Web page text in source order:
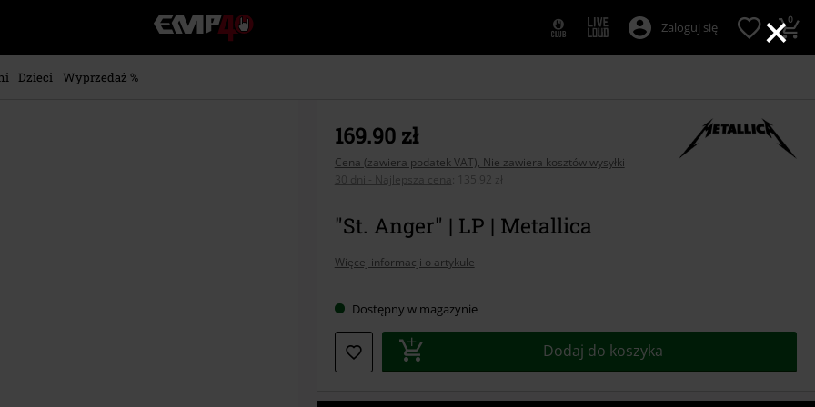
×
EMP
-
Merch
Zaloguj się 0
Dzieci
Wyprzedaż %
169.90 zł
Cena (zawiera podatek VAT), Nie zawiera kosztów wysyłki
30 dni - Najlepsza cena
135.92 zł
"St. Anger" | LP | Metallica
Więcej informacji o artykule
Dostępny w magazynie
Dodaj do koszyka